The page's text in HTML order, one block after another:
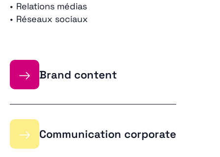
Relations médias
Réseaux sociaux
→ Brand content
→ Communication corporate